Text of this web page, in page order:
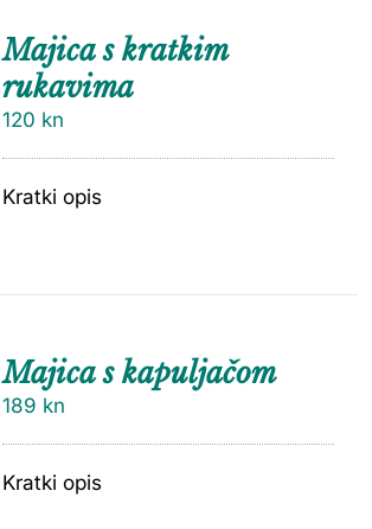
Majica s kratkim
rukavima
120 kn
Kratki opis
Majica s kapuljačom
189 kn
Kratki opis